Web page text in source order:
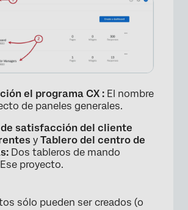
×
el programa CX : El nombre
de paneles generales.
satisfacción del cliente
y Tablero del centro de
Dos tableros de mando
proyecto.
sólo pueden ser creados (o